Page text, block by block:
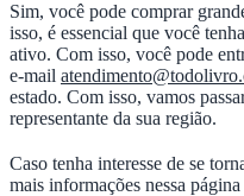
Sim, você pode comprar
isso, é essencial que você
ativo. Com isso, você pode
e-mail
estado. Com isso, vamos
representante da sua região.
Caso tenha interesse de se
mais informações nessa página